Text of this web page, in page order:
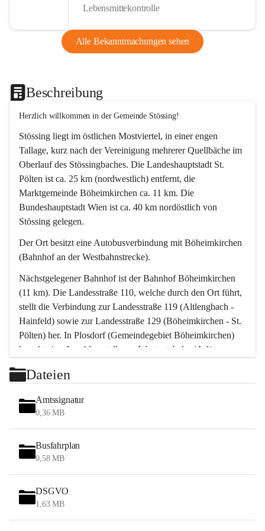
Lebensmittekontrolle
Alle Bekanntmachungen sehen
Beschreibung
Herzlich willkommen in der Gemeinde Stössing!
Stössing liegt im östlichen Mostviertel, in einer engen
Tallage, kurz nach der Vereinigung mehrerer Quellbäche im
Oberlauf des Stössingbaches. Die Landeshauptstadt St.
Pölten ist ca. 25 km (nordwestlich) entfernt, die
Marktgemeinde Böheimkirchen ca. 11 km. Die
Bundeshauptstadt Wien ist ca. 40 km nordöstlich von
Stössing gelegen.
Der Ort besitzt eine Autobusverbindung mit Böheimkirchen
(Bahnhof an der Westbahnstrecke).
Nächstgelegener Bahnhof ist der Bahnhof Böheimkirchen
(11 km). Die Landesstraße 110, welche durch den Ort führt,
stellt die Verbindung zur Landesstraße 119 (Altlengbach -
Hainfeld) sowie zur Landesstraße 129 (Böheimkirchen - St.
Pölten) her. In Plosdorf (Gemeindegebiet Böheimkirchen)
besteht eine Anschlussstelle zur Westautobahn (A 1).
Wien erreicht man in ca. 45 Minuten.
Stössing zählt noch zum Naherholungsraum Wien sowie
zum Naherholungsraum St. Pölten. Viele Bauernhöfe hatten
„ihre Wiener“. Seit 1960 bauten viele Wiener
Wochenendhäuser im Gemeindegebiet. Wegen des
waldreichen Jagdgebietes haben viele Jagdpächter ihre
Das Wandern ist aus touristischer Sicht die bedeutendste
Tätigkeit. Das hügelige Gebiet mit Wanderwegen durch
Wiesen, Wälder und Obstkulturen lädt dazu ein. Gefördert
Dateien
Amtssignatur
0,36 MB
Busfahrplan
0,58 MB
DSGVO
1,63 MB